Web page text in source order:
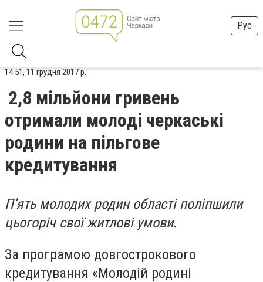
Рус
14:51, 11 грудня 2017 р.
2,8 мільйони гривень
отримали молоді черкаські
родини на пільгове
кредитування
П’ять молодих родин області поліпшили
цьогоріч свої житлові умови.
За програмою довгострокового
кредитування «Молодій родині